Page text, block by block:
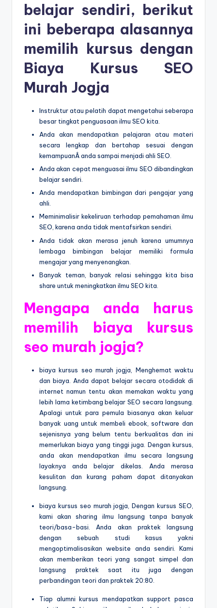
belajar sendiri, berikut
ini beberapa alasannya
memilih kursus dengan
Biaya Kursus SEO
Murah Jogja
Instruktur atau pelatih dapat mengetahui seberapa
besar tingkat penguasaan ilmu SEO kita.
Anda akan mendapatkan pelajaran atau materi
secara lengkap dan bertahap sesuai dengan
kemampuanÂ anda sampai menjadi ahli SEO.
Anda akan cepat menguasai ilmu SEO dibandingkan
belajar sendiri.
Anda mendapatkan bimbingan dari pengajar yang
ahli.
Meminimalisir kekeliruan terhadap pemahaman ilmu
SEO, karena anda tidak mentafsirkan sendiri.
Anda tidak akan merasa jenuh karena umumnya
lembaga bimbingan belajar memiliki formula
mengajar yang menyenangkan.
Banyak teman, banyak relasi sehingga kita bisa
share untuk meningkatkan ilmu SEO kita.
Mengapa anda harus
memilih biaya kursus
seo murah jogja?
biaya kursus seo murah jogja, Menghemat waktu
dan biaya. Anda dapat belajar secara otodidak di
internet namun tentu akan memakan waktu yang
lebih lama ketimbang belajar SEO secara langsung.
Apalagi untuk para pemula biasanya akan keluar
banyak uang untuk membeli ebook, software dan
sejenisnya yang belum tentu berkualitas dan ini
memerlukan biaya yang tinggi juga. Dengan kursus,
anda akan mendapatkan ilmu secara langsung
layaknya anda belajar dikelas. Anda merasa
kesulitan dan kurang paham dapat ditanyakan
langsung.
biaya kursus seo murah jogja, Dengan kursus SEO,
kami akan sharing ilmu langsung tanpa banyak
teori/basa-basi. Anda akan praktek langsung
dengan sebuah studi kasus yakni
mengoptimalisasikan website anda sendiri. Kami
akan memberikan teori yang sangat simpel dan
langsung praktek saat itu juga dengan
perbandingan teori dan praktek 20:80.
Tiap alumni kursus mendapatkan support pasca